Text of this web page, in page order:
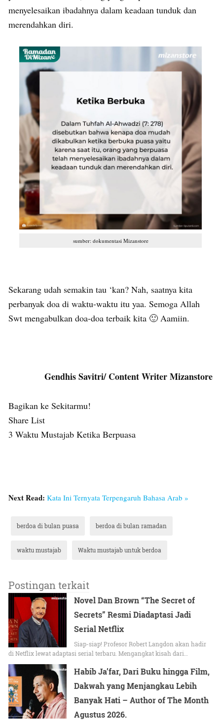
menyelesaikan ibadahnya dalam keadaan tunduk dan
merendahkan diri.
sumber: dokumentasi Mizanstore
Sekarang udah semakin tau ‘kan? Nah, saatnya kita
perbanyak doa di waktu-waktu itu yaa. Semoga Allah
Swt mengabulkan doa-doa terbaik kita 🙂 Aamiin.
Gendhis Savitri/ Content Writer Mizanstore
Bagikan ke Sekitarmu!
Share List
3 Waktu Mustajab Ketika Berpuasa
Next Read: Kata Ini Ternyata Terpengaruh Bahasa Arab »
berdoa di bulan puasa berdoa di bulan ramadan
waktu mustajab Waktu mustajab untuk berdoa
Postingan terkait
Novel Dan Brown “The Secret of
Secrets” Resmi Diadaptasi Jadi
Serial Netflix
Siap-siap! Profesor Robert Langdon akan hadir
di Netflix lewat adaptasi serial terbaru. Mengangkat kisah dari…
Habib Ja’far, Dari Buku hingga Film,
Dakwah yang Menjangkau Lebih
Banyak Hati – Author of The Month
Agustus 2026.